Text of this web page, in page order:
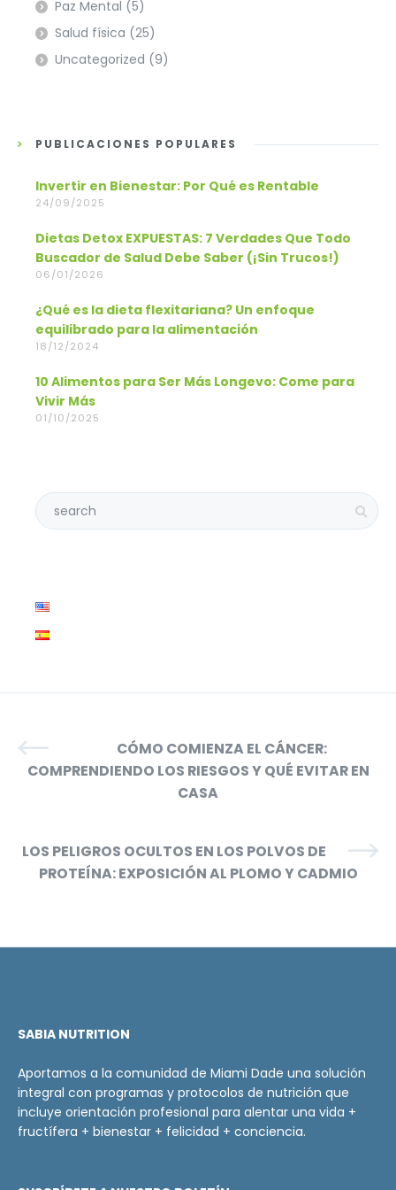
Paz Mental (5)
Salud física (25)
Uncategorized (9)
PUBLICACIONES POPULARES
Invertir en Bienestar: Por Qué es Rentable
24/09/2025
Dietas Detox EXPUESTAS: 7 Verdades Que Todo
Buscador de Salud Debe Saber (¡Sin Trucos!)
06/01/2026
¿Qué es la dieta flexitariana? Un enfoque
equilibrado para la alimentación
18/12/2024
10 Alimentos para Ser Más Longevo: Come para
Vivir Más
01/10/2025
CÓMO COMIENZA EL CÁNCER:
COMPRENDIENDO LOS RIESGOS Y QUÉ EVITAR EN
CASA
LOS PELIGROS OCULTOS EN LOS POLVOS DE
PROTEÍNA: EXPOSICIÓN AL PLOMO Y CADMIO
SABIA NUTRITION
Aportamos a la comunidad de Miami Dade una solución
integral con programas y protocolos de nutrición que
incluye orientación profesional para alentar una vida +
fructífera + bienestar + felicidad + conciencia.